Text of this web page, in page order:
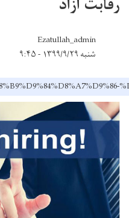
رقابت آزاد
Ezatullah_admin
شنبه ۱۳۹۹/۹/۲۹ - ۹:۴۵